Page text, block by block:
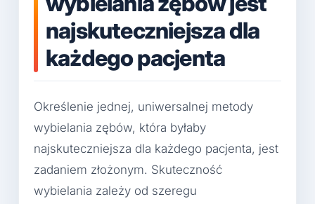
najskuteczniejsza dla
każdego pacjenta
Określenie jednej, uniwersalnej metody
wybielania zębów, która byłaby
najskuteczniejsza dla każdego pacjenta, jest
zadaniem złożonym. Skuteczność
wybielania zależy od szeregu